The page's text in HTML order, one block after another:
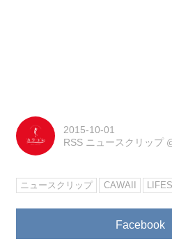
2015-10-01
RSS ニュースクリップ
ニュースクリップ CAWAII
Facebook